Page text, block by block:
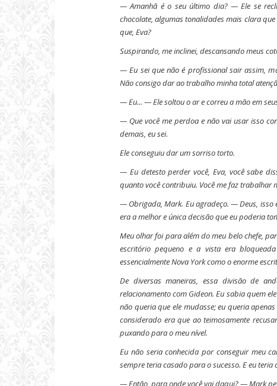
— Amanhã é o seu último dia? — Ele se
chocolate, algumas tonalidades mais clara
que, Eva?
Suspirando, me inclinei, descansando meus
— Eu sei que não é profissional sair assim,
Não consigo dar ao trabalho minha total
— Eu... — Ele soltou o ar e correu a mão em
— Que você me perdoa e não vai usar isso
demais, eu sei.
Ele conseguiu dar um sorriso torto.
— Eu detesto perder você, Eva, você sabe
quanto você contribuiu. Você me faz trabalhar
— Obrigada, Mark. Eu agradeço.— Deus, isso
era a melhor e única decisão que eu poderia
Meu olhar foi para além do meu belo chefe,
escritório pequeno e a vista era
essencialmente Nova York como o enorme
De diversas maneiras, essa divisão de
relacionamento com Gideon. Eu sabia quem
não queria que ele mudasse; eu queria
considerado era que ao teimosamente
puxando para o meu nível.
Eu não seria conhecida por conseguir meu
sempre teria casado para o sucesso. E eu teria
— Então, para onde você vai daqui?— Mark